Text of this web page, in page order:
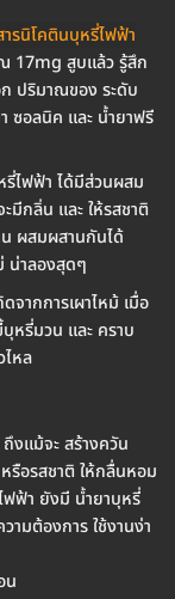
ารนิโคตินบุหรี่ไฟฟ้า
17mg สูบแล้ว รู้สึก
ปริมาณของ ระดับ
ซอลนิค และ น้ำยาฟรี
ไฟฟ้า ได้มีส่วนผสม
มีกลิ่น และ ให้รสชาติ
ผสมผสานกันได้
น่าลองสุดๆ
จากการเผาไหม้ เมื่อ
หรี่มวน และ คราบ
ไหล
งแม้จะ สร้างควัน
รือรสชาติ ให้กลื่นหอม
ฟฟ้า ยังมี น้ำยาบุหรี่
ามต้องการ ใช้งานง่า
น